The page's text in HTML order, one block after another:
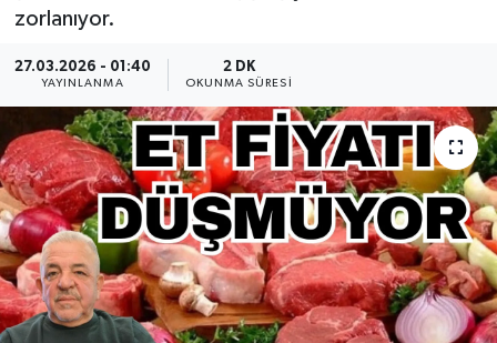
zorlanıyor.
27.03.2026 - 01:40
YAYINLANMA
2 DK
OKUNMA SÜRESI
Güncel
Kültür & Sanat
Magazin
Resmi İlan
Sağlık & Yaşam
Siyaset